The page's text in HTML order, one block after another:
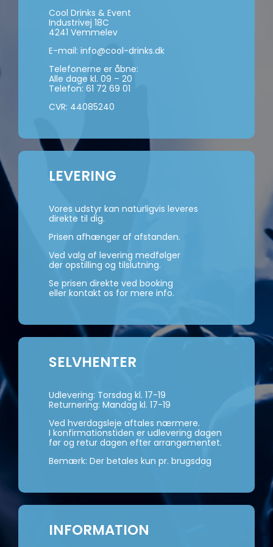
Cool Drinks & Event
Industrivej 18C
4241 Vemmelev
E-mail: info@cool-drinks.dk
Telefonerne er åbne:
Alle dage kl. 09 – 20
Telefon: 61 72 69 01
CVR: 44085240
LEVERING
Vores udstyr kan naturligvis leveres
direkte til dig.
Prisen afhænger af afstanden.
Ved valg af levering medfølger
der opstilling og tilslutning.
Se prisen direkte ved booking
eller kontakt os for mere info.
SELVHENTER
Udlevering: Torsdag kl. 17-19
Returnering: Mandag kl. 17-19
Ved hverdagsleje aftales nærmere.
I konfirmationstiden er udlevering dagen
før og retur dagen efter arrangementet.
Bemærk: Der betales kun pr. brugsdag
INFORMATION